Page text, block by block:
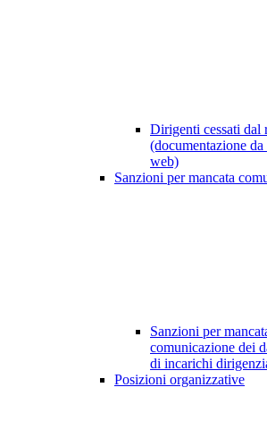
Dirigenti cessati dal
(documentazione
web)
Sanzioni per mancata
Sanzioni per
comunicazione dei
di incarichi
Posizioni organizzative